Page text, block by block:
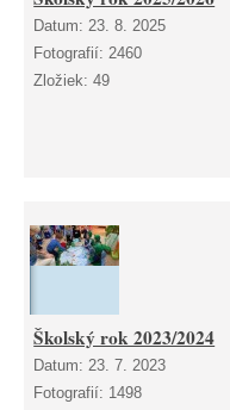
Datum:23. 8. 2025
Fotografií:2460
Zložiek:49
Školský rok 2023/2024
Datum:23. 7. 2023
Fotografií: 1498